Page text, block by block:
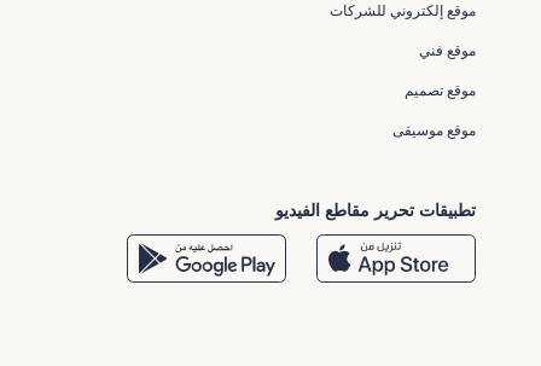
تطبيقات تحرير مقاطع الفيديو
موقع إلكتروني للشركات
موقع فني
موقع تصميم
موقع موسيقى